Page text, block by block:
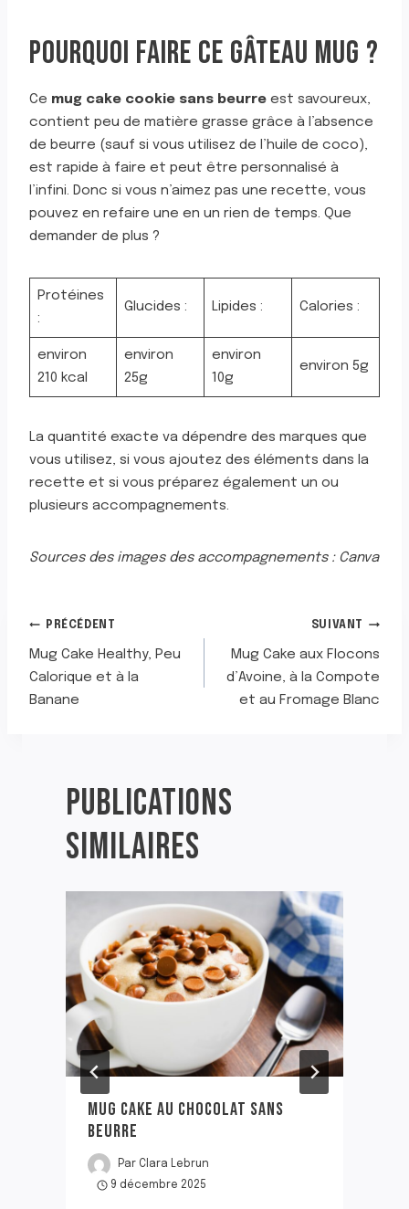
POURQUOI FAIRE CE GÂTEAU MUG ?
Ce mug cake cookie sans beurre est savoureux,
contient peu de matière grasse grâce à l’absence
de beurre (sauf si vous utilisez de l’huile de coco),
est rapide à faire et peut être personnalisé à
l’infini. Donc si vous n’aimez pas une recette, vous
pouvez en refaire une en un rien de temps. Que
demander de plus ?
Protéines
:
Glucides : Lipides : Calories :
environ
210 kcal
environ
25g
environ
10g
environ 5g
La quantité exacte va dépendre des marques que
vous utilisez, si vous ajoutez des éléments dans la
recette et si vous préparez également un ou
plusieurs accompagnements.
Sources des images des accompagnements : Canva
NAVIGATION
DE
PRÉCÉDENT
Mug Cake Healthy, Peu
Calorique et à la
Banane
SUIVANT
Mug Cake aux Flocons
d’Avoine, à la Compote
et au Fromage Blanc
PUBLICATIONS
SIMILAIRES
MUG CAKE AU CHOCOLAT SANS
BEURRE
Par Clara Lebrun
9 décembre 2025